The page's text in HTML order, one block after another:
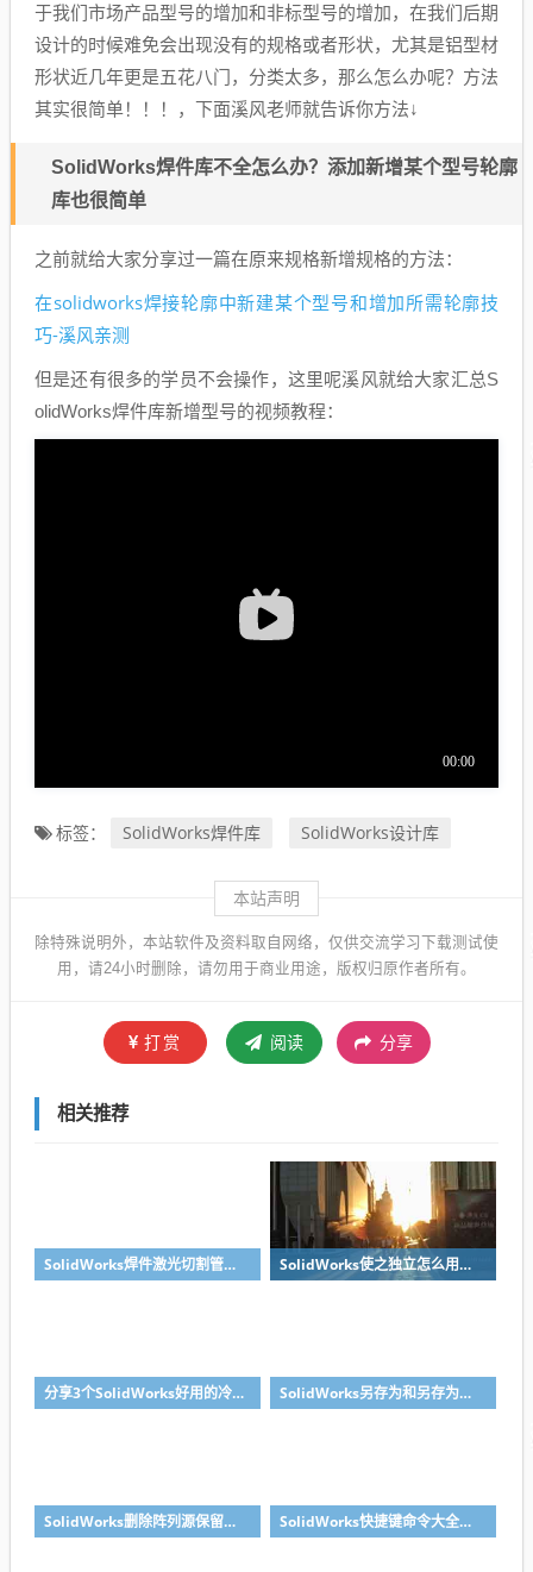
于我们市场产品型号的增加和非标型号的增加，在我们后期
设计的时候难免会出现没有的规格或者形状，尤其是铝型材
形状近几年更是五花八门，分类太多，那么怎么办呢？方法
其实很简单！！！，下面溪风老师就告诉你方法↓
SolidWorks焊件库不全怎么办？添加新增某个型号轮廓
库也很简单
之前就给大家分享过一篇在原来规格新增规格的方法：
在solidworks焊接轮廓中新建某个型号和增加所需轮廓技
巧-溪风亲测
但是还有很多的学员不会操作，这里呢溪风就给大家汇总S
olidWorks焊件库新增型号的视频教程：
标签： SolidWorks焊件库 SolidWorks设计库
本站声明
除特殊说明外，本站软件及资料取自网络，仅供交流学习下载测试使
用，请24小时删除，请勿用于商业用途，版权归原作者所有。
打赏 阅读 分享
相关推荐
SolidWorks焊件激光切割管口对接无干涉处理方法，不需要坡口 SolidWorks使之独立怎么用？溪风一个视频教会你
分享3个SolidWorks好用的冷门小技巧 SolidWorks另存为和另存为副本区别？
SolidWorks删除阵列源保留后面阵列的方法汇总 SolidWorks快捷键命令大全之复制粘贴零件，提高装配效率